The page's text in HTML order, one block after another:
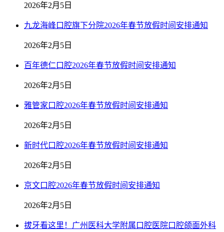
2026年2月5日
九龙海峰口腔旗下分院2026年春节放假时间安排通知
2026年2月5日
百年德仁口腔2026年春节放假时间安排通知
2026年2月5日
雅管家口腔2026年春节放假时间安排通知
2026年2月5日
新时代口腔2026年春节放假时间安排通知
2026年2月5日
京文口腔2026年春节放假时间安排通知
2026年2月5日
拔牙看这里！广州医科大学附属口腔医院口腔颌面外科